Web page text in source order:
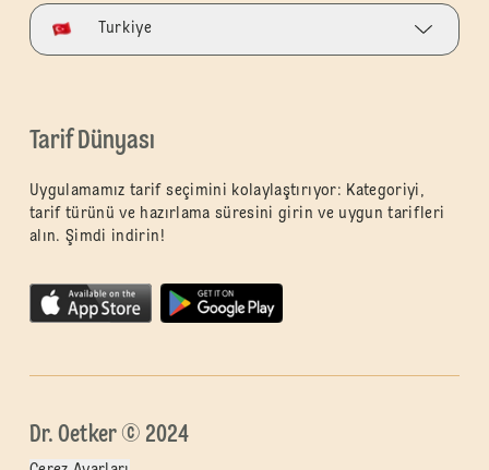
Turkiye
Tarif Dünyası
Uygulamamız tarif seçimini kolaylaştırıyor: Kategoriyi,
tarif türünü ve hazırlama süresini girin ve uygun tarifleri
alın. Şimdi indirin!
Dr. Oetker © 2024